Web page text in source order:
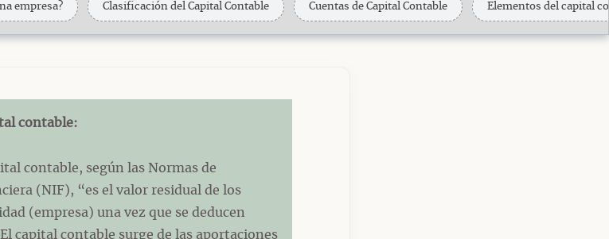
empresa? Clasificación del Capital Contable Cuentas de Capital Contable Elementos del capital
contable:
contable, según las Normas de
(NIF), “es el valor residual de los
(empresa) una vez que se deducen
capital contable surge de las aportaciones